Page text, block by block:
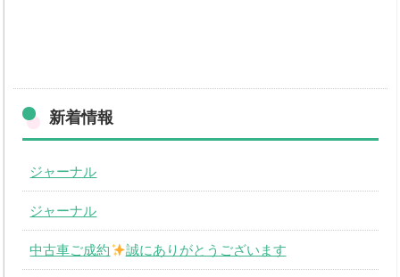
新着情報
ジャーナル
ジャーナル
中古車ご成約 誠にありがとうございます